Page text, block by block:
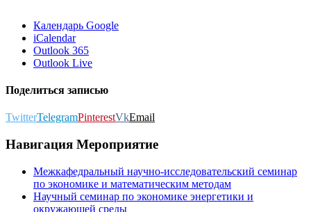
Календарь Google
iCalendar
Outlook 365
Outlook Live
Поделиться записью
TwitterTelegramPinterestVkEmail
Навигация Мероприятие
Межкафедральный научно-исследовательский семинар
по экономике и математическим методам
Научный семинар по экономике энергетики и
окружающей среды